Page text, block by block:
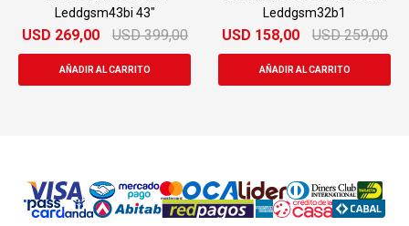
Leddgsm43bi 43"
USD 269,00 USD 399,00
Leddgsm32b1
USD 158,00 USD 259,00